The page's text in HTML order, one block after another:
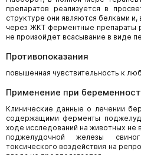
препаратов реализуется в
структуре они являются белками и,
через ЖКТ ферментные препараты
не произойдет всасывание в виде
Противопоказания
повышенная чувствительность к
Применение при
Клинические данные о лечении
содержащими ферменты
ходе исследований на животных
поджелудочной железы
токсического воздействия на